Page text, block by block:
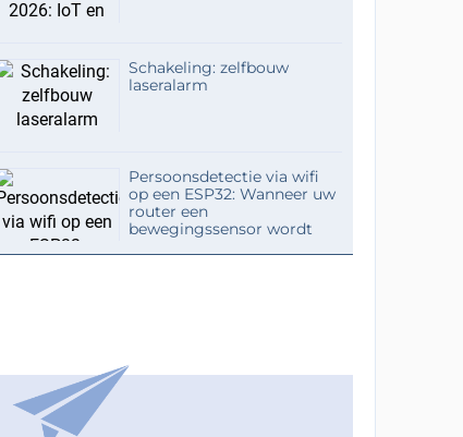
Schakeling: zelfbouw
laseralarm
Persoonsdetectie via wifi
op een ESP32: Wanneer uw
router een
bewegingssensor wordt